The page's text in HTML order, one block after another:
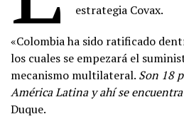
estrategia Covax.
«Colombia ha sido ratificado
los cuales se empezará el
mecanismo multilateral. Son 18
América Latina y ahí se
Duque.